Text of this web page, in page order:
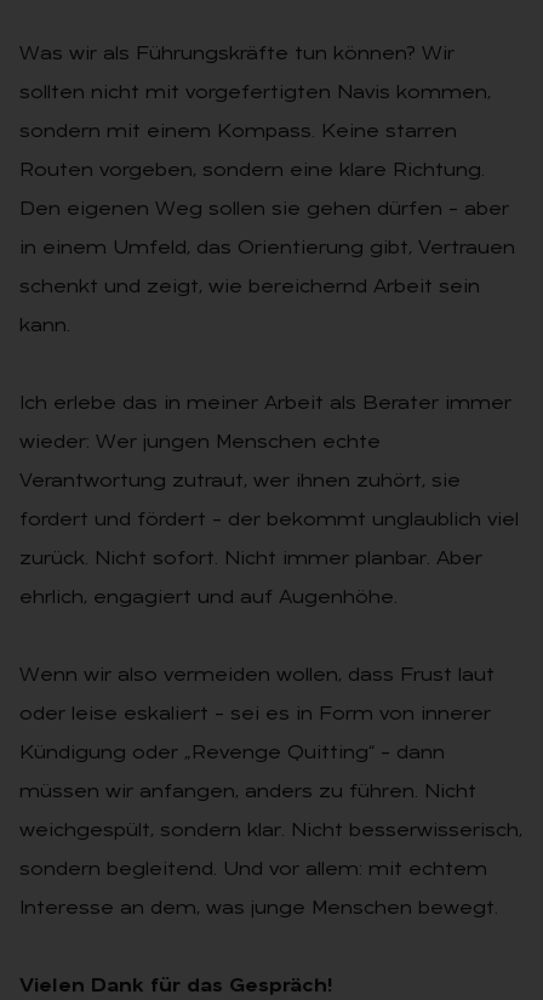
Was wir als Führungskräfte tun können? Wir
sollten nicht mit vorgefertigten Navis kommen,
sondern mit einem Kompass. Keine starren
Routen vorgeben, sondern eine klare Richtung.
Den eigenen Weg sollen sie gehen dürfen – aber
in einem Umfeld, das Orientierung gibt, Vertrauen
schenkt und zeigt, wie bereichernd Arbeit sein
kann.
Ich erlebe das in meiner Arbeit als Berater immer
wieder: Wer jungen Menschen echte
Verantwortung zutraut, wer ihnen zuhört, sie
fordert und fördert – der bekommt unglaublich viel
zurück. Nicht sofort. Nicht immer planbar. Aber
ehrlich, engagiert und auf Augenhöhe.
Wenn wir also vermeiden wollen, dass Frust laut
oder leise eskaliert – sei es in Form von innerer
Kündigung oder „Revenge Quitting“ – dann
müssen wir anfangen, anders zu führen. Nicht
weichgespült, sondern klar. Nicht besserwisserisch,
sondern begleitend. Und vor allem: mit echtem
Interesse an dem, was junge Menschen bewegt.
Vielen Dank für das Gespräch!